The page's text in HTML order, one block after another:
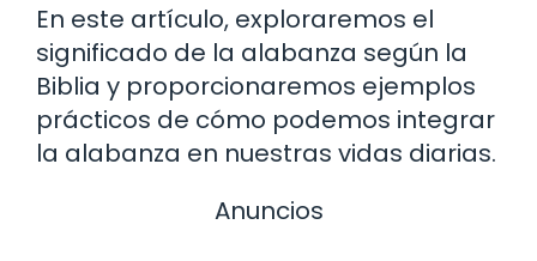
En este artículo, exploraremos el
significado de la alabanza según la
Biblia y proporcionaremos ejemplos
prácticos de cómo podemos integrar
la alabanza en nuestras vidas diarias.
Anuncios